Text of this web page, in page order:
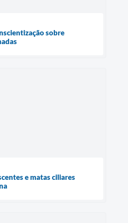
sobre
e matas ciliares